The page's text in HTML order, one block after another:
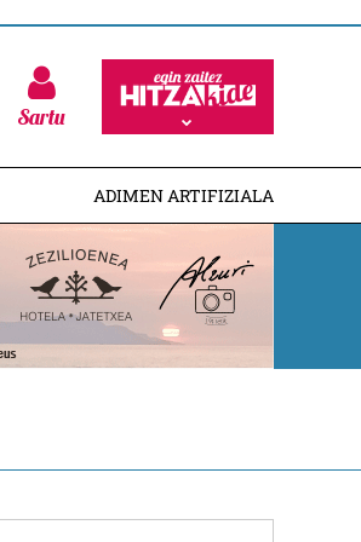
Sartu
ADIMEN ARTIFIZIALA